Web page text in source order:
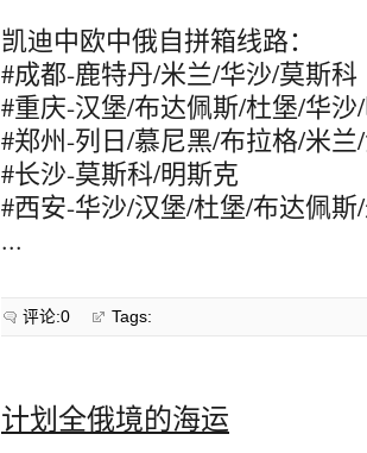
凯迪中欧中俄自拼箱线路：
#成都-鹿特丹/米兰/华沙/莫斯科
#重庆-汉堡/布达佩斯/杜堡/华
#郑州-列日/慕尼黑/布拉格/米兰
#长沙-莫斯科/明斯克
#西安-华沙/汉堡/杜堡/布达佩斯
...
评论:0 Tags:
计划全俄境的海运